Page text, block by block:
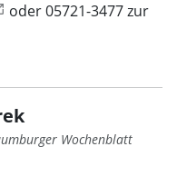
oder 05721-3477 zur
Wochenblatt